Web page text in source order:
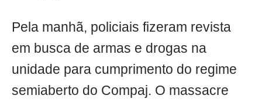
Pela manhã, policiais fizeram revista
em busca de armas e drogas na
unidade para cumprimento do regime
semiaberto do Compaj. O massacre